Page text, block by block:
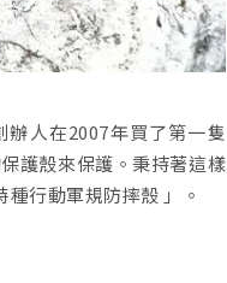
人在2007年買了第一隻
護殼來保護。秉持著這樣
種行動軍規防摔殼 」。